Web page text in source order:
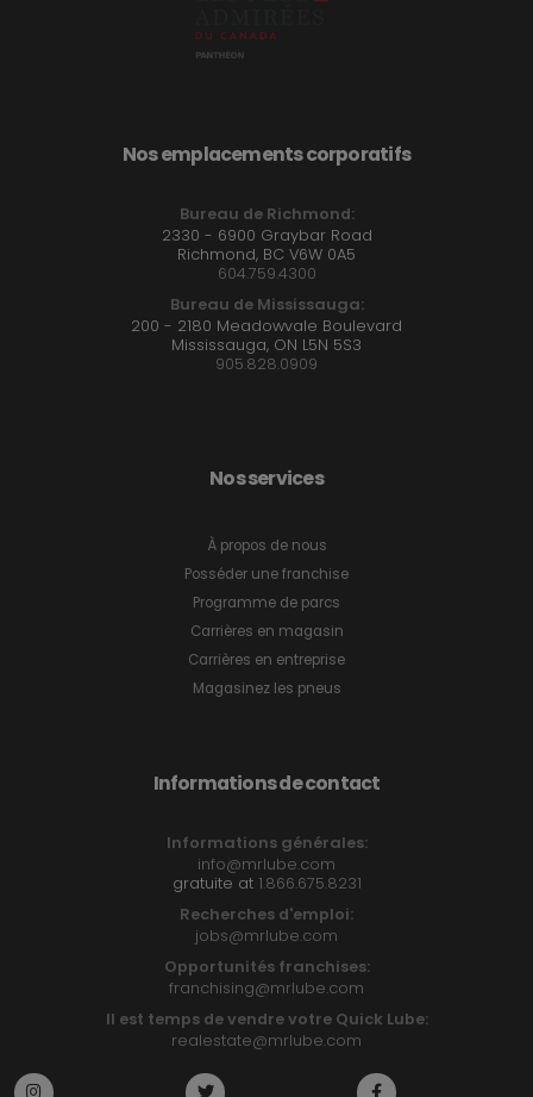
Nos emplacements corporatifs
Bureau de Richmond:
2330 - 6900 Graybar Road
Richmond, BC V6W 0A5
604.759.4300
Bureau de Mississauga:
200 - 2180 Meadowvale Boulevard
Mississauga, ON L5N 5S3
905.828.0909
Nos services
À propos de nous
Posséder une franchise
Programme de parcs
Carrières en magasin
Carrières en entreprise
Magasinez les pneus
Informations de contact
Informations générales:
info@mrlube.com
gratuite at 1.866.675.8231
Recherches d'emploi:
jobs@mrlube.com
Opportunités franchises:
franchising@mrlube.com
Il est temps de vendre votre Quick Lube:
realestate@mrlube.com